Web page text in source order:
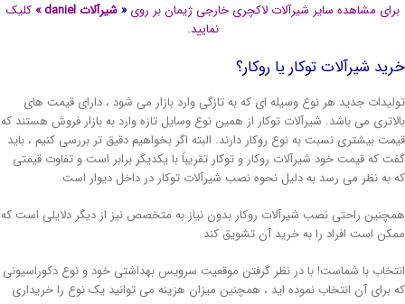
مشاهده سایر شیرآلات لاکچری خارجی ژیمان بر روی« شیرآلات daniel »کلیک
نمایید.
شیرآلات توکار یا روکار؟
جدید هر نوع وسیله ای که به تازگی وارد بازار می شود ، دارای قیمت های
می باشد. شیرآلات توکار از همین نوع وسایل تازه وارد به بازار فروش هستند که
بیشتری نسبت به نوع روکار دارند. البته اگر بخواهیم دقیق تر بررسی کنیم ، باید
که قیمت خود شیرآلات روکار و توکار تقریباً با یکدیگر برابر است و تفاوت قیمتی
به نظر می رسد به دلیل نحوه نصب شیرآلات توکار در داخل دیوار است.
راحتی نصب شیرآلات روکار بدون نیاز به متخصص نیز از دیگر دلایلی است که
است افراد را به خرید آن تشویق کند.
با شماست! با در نظر گرفتن موقعیت سرویس بهداشتی خود و نوع دکوراسیونی
برای آن انتخاب نموده اید ، همچنین میزان هزینه می توانید یک نوع را خریداری